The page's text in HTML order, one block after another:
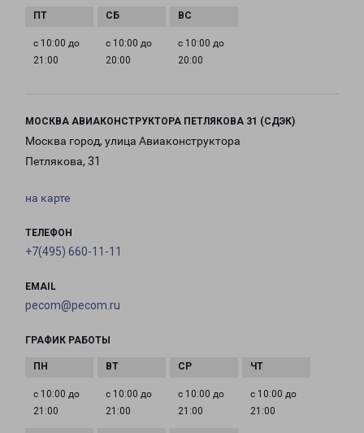
с 10:00 до
21:00
с 10:00 до
20:00
с 10:00 до
20:00
МОСКВА АВИАКОНСТРУКТОРА ПЕТЛЯКОВА 31 (СДЭК)
Москва город, улица Авиаконструктора
Петлякова, 31
на карте
ТЕЛЕФОН
+7(495) 660-11-11
EMAIL
pecom@pecom.ru
ГРАФИК РАБОТЫ
с 10:00 до
21:00
с 10:00 до
21:00
с 10:00 до
21:00
с 10:00 до
21:00